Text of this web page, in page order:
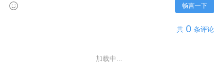
畅言一下
共 0 条评论
加载中...